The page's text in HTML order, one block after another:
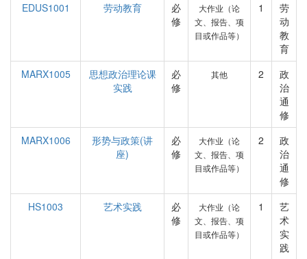
EDUS1001
劳动教育
必
修
大作业（论
文、报告、项
目或作品等）
1
劳
动
教
育
MARX1005
思想政治理论课
实践
必
修
其他 2
政
治
通
修
MARX1006
形势与政策(讲
座)
必
修
大作业（论
文、报告、项
目或作品等）
2
政
治
通
修
HS1003
艺术实践
必
修
大作业（论
文、报告、项
目或作品等）
1
艺
术
实
践